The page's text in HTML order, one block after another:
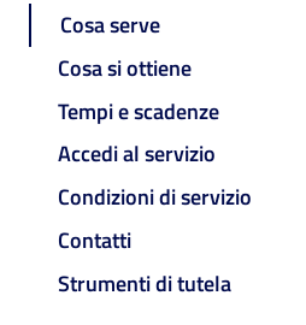
Cosa serve
Cosa si ottiene
Tempi e scadenze
Accedi al servizio
Condizioni di servizio
Contatti
Strumenti di tutela